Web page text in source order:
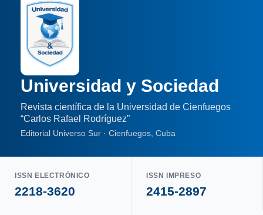
Universidad y Sociedad
Revista científica de la Universidad de Cienfuegos
“Carlos Rafael Rodríguez”
Editorial Universo Sur · Cienfuegos, Cuba
ISSN ELECTRÓNICO
2218-3620
ISSN IMPRESO
2415-2897